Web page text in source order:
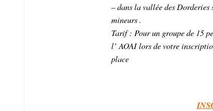
– dans la vallée des
mineurs .
Tarif : Pour un groupe de 15
l’ AOAI lors de votre
place